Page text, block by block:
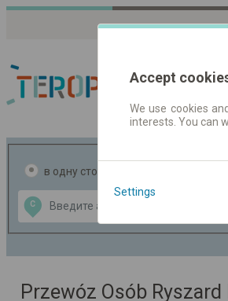
в одну сторону
С
Data CC-BY-SA
OpenStreetMap
GeoLite data by
Przewóz Osób
Accept
We use cookies
interests. You can
Settings